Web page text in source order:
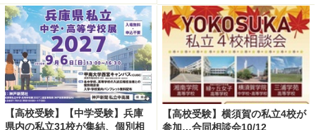
【高校受験】【中学受験】兵庫
県内の私立31校が集結、個別相
【高校受験】横須賀の私立4校が
参加…合同相談会10/12